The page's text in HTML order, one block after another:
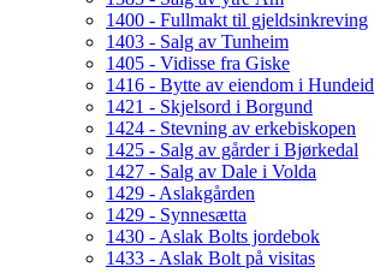
1400 - Fullmakt til gjeldsinkreving
1403 - Salg av Tunheim
1405 - Vidisse fra Giske
1416 - Bytte av eiendom i Hundeid
1421 - Skjelsord i Borgund
1424 - Stevning av erkebiskopen
1425 - Salg av gårder i Bjørkedal
1427 - Salg av Dale i Volda
1429 - Aslakgården
1429 - Synnesætta
1430 - Aslak Bolts jordebok
1433 - Aslak Bolt på visitas